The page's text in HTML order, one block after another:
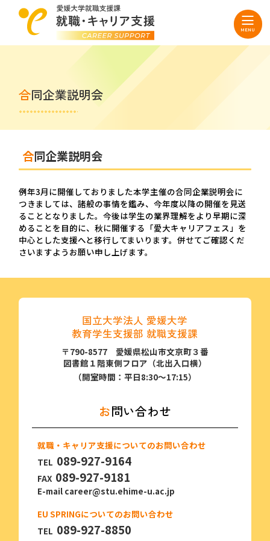
合同企業説明会
合同企業説明会
例年3月に開催しておりました本学主催の合同企業説明会に
つきましては、諸般の事情を鑑み、今年度以降の開催を見送
ることとなりました。今後は学生の業界理解をより早期に深
めることを目的に、秋に開催する「愛大キャリアフェス」を
中心とした支援へと移行してまいります。併せてご確認くだ
さいますようお願い申し上げます。
国立大学法人 愛媛大学
教育学生支援部 就職支援課
〒790-8577 愛媛県松山市文京町３番
図書館１階東側フロア（北出⼊⼝横）
（開室時間：平日8:30～17:15）
お問い合わせ
就職・キャリア支援についてのお問い合わせ
TEL 089-927-9164
FAX 089-927-9181
E-mail career@stu.ehime-u.ac.jp
EU SPRINGについてのお問い合わせ
TEL 089-927-8850